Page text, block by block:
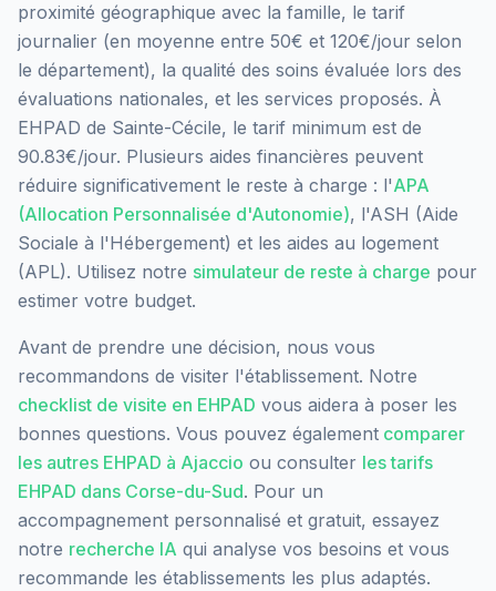
proximité géographique avec la famille, le tarif
journalier (en moyenne entre 50€ et 120€/jour selon
le département), la qualité des soins évaluée lors des
évaluations nationales, et les services proposés. À
EHPAD de Sainte-Cécile, le tarif minimum est de
90.83€/jour. Plusieurs aides financières peuvent
réduire significativement le reste à charge : l'APA
(Allocation Personnalisée d'Autonomie), l'ASH (Aide
Sociale à l'Hébergement) et les aides au logement
(APL). Utilisez notre simulateur de reste à charge pour
estimer votre budget.
Avant de prendre une décision, nous vous
recommandons de visiter l'établissement. Notre
checklist de visite en EHPAD vous aidera à poser les
bonnes questions. Vous pouvez également comparer
les autres EHPAD à Ajaccio ou consulter les tarifs
EHPAD dans Corse-du-Sud. Pour un
accompagnement personnalisé et gratuit, essayez
notre recherche IA qui analyse vos besoins et vous
recommande les établissements les plus adaptés.